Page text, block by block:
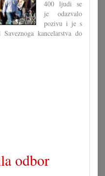
400 ljudi se
je odazvalo
pozivu i je s
kancelarstva do
odbor